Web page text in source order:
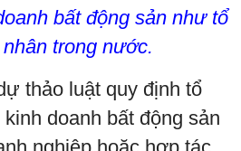
bất động sản như tổ
trong nước.
thảo luật quy định tổ
doanh bất động sản